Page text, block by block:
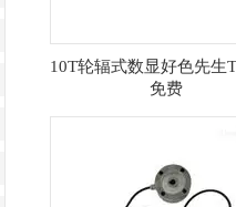
10T轮辐式数显好色先生
免费